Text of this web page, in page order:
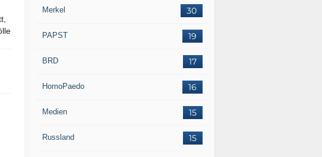
30
Merkel
19
PAPST
17
BRD
16
HomoPaedo
15
Medien
15
Russland